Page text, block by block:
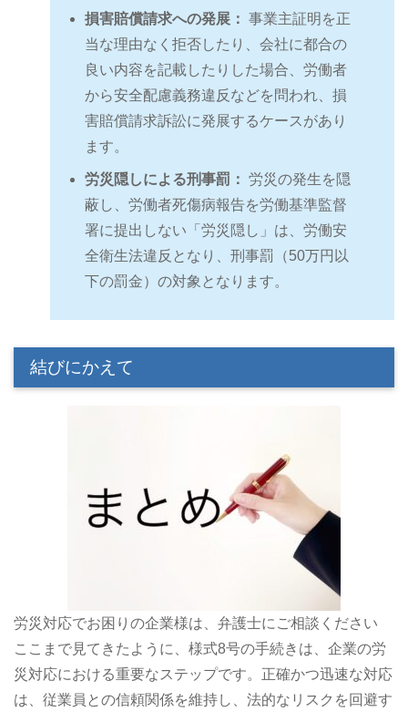
損害賠償請求への発展： 事業主証明を正
当な理由なく拒否したり、会社に都合の
良い内容を記載したりした場合、労働者
から安全配慮義務違反などを問われ、損
害賠償請求訴訟に発展するケースがあり
ます。
労災隠しによる刑事罰： 労災の発生を隠
蔽し、労働者死傷病報告を労働基準監督
署に提出しない「労災隠し」は、労働安
全衛生法違反となり、刑事罰（50万円以
下の罰金）の対象となります。
結びにかえて
労災対応でお困りの企業様は、弁護士にご相談ください
ここまで見てきたように、様式8号の手続きは、企業の労
災対応における重要なステップです。正確かつ迅速な対応
は、従業員との信頼関係を維持し、法的なリスクを回避す